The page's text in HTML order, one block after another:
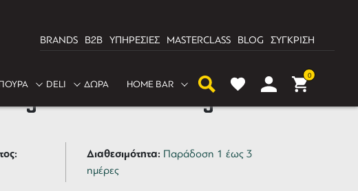
BRANDS B2B ΥΠΗΡΕΣΙΕΣ MASTERCLASS BLOG ΣΥΓΚΡΙΣΗ
DELI ΔΩΡΑ HOME BAR
0
Lasanta Whisky
Διαθεσιμότητα: Παράδοση 1 έως 3
ημέρες